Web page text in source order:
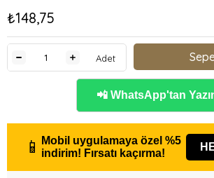
₺148,75
Adet
📲 WhatsApp'tan
📱 Mobil uygulamaya özel %5
indirim! Fırsatı kaçırma!